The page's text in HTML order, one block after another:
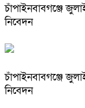
চাঁপাইনবাবগঞ্জে
নিবেদন
চাঁপাইনবাবগঞ্জে
নিবেদন